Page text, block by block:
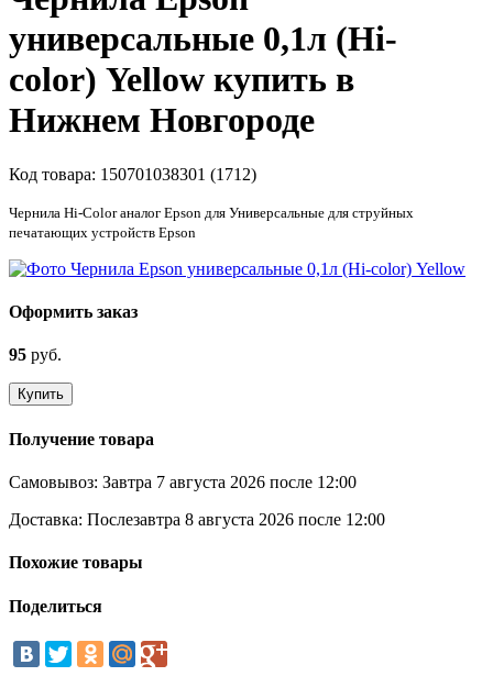
универсальные 0,1л (Hi-
color) Yellow купить в
Нижнем Новгороде
Код товара: 150701038301 (1712)
Чернила Hi-Color аналог Epson для Универсальные для струйных
печатающих устройств Epson
Оформить заказ
95 руб.
Купить
Получение товара
Самовывоз: Завтра 7 августа 2026 после 12:00
Доставка: Послезавтра 8 августа 2026 после 12:00
Похожие товары
Поделиться